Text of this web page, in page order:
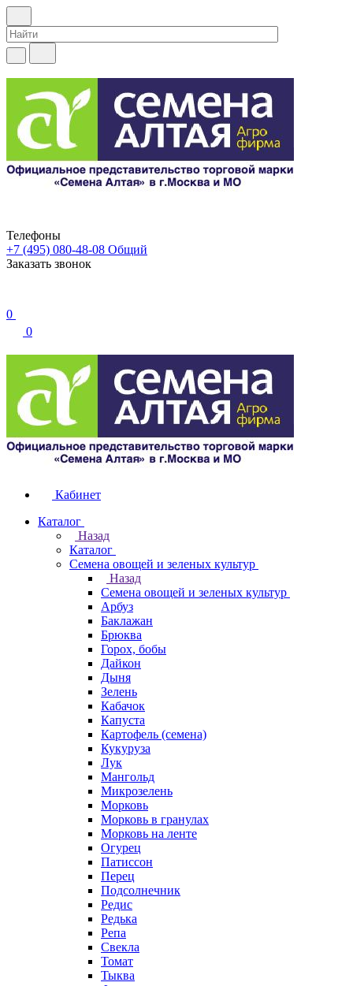
Телефоны
+7 (495) 080-48-08 Общий
Заказать звонок
0
0
Кабинет
Каталог
Назад
Каталог
Семена овощей и зеленых культур
Назад
Семена овощей и зеленых культур
Арбуз
Баклажан
Брюква
Горох, бобы
Дайкон
Дыня
Зелень
Кабачок
Капуста
Картофель (семена)
Кукуруза
Лук
Мангольд
Микрозелень
Морковь
Морковь в гранулах
Морковь на ленте
Огурец
Патиссон
Перец
Подсолнечник
Редис
Редька
Репа
Свекла
Томат
Тыква